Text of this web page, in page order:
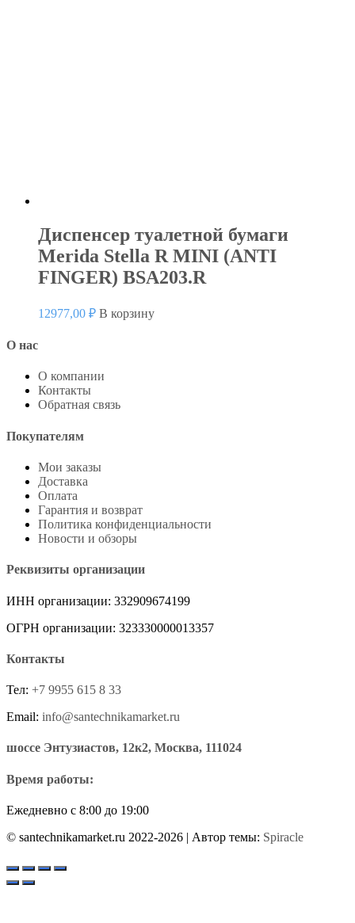
Диспенсер туалетной бумаги
Merida Stella R MINI (ANTI
FINGER) BSA203.R
12977,00 ₽ В корзину
О нас
О компании
Контакты
Обратная связь
Покупателям
Мои заказы
Доставка
Оплата
Гарантия и возврат
Политика конфиденциальности
Новости и обзоры
Реквизиты организации
ИНН организации: 332909674199
ОГРН организации: 323330000013357
Контакты
Тел: +7 9955 615 8 33
Email: info@santechnikamarket.ru
шоссе Энтузиастов, 12к2, Москва, 111024
Время работы:
Ежедневно с 8:00 до 19:00
© santechnikamarket.ru 2022-2026 | Автор темы: Spiracle